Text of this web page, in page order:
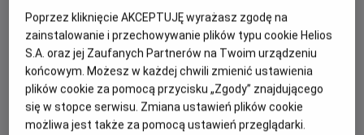
uznawaną za fundament zachodniej literatury.
Film opowie o niezwykłej podróży Odyseusza, króla
Itaki, który po zakończeniu wojny trojańskiej podejmuje
pełną niebezpieczeństw drogę do domu. Na jego szlaku
staną mityczne istoty, bogowie i liczne wyzwania, które
wystawią na próbę jego odwagę, spryt oraz
Poprzez kliknięcie AKCEPTUJĘ wyrażasz zgodę na
zainstalowanie i przechowywanie plików typu cookie Helios
S.A. oraz jej Zaufanych Partnerów na Twoim urządzeniu
końcowym. Możesz w każdej chwili zmienić ustawienia
plików cookie za pomocą przycisku „Zgody” znajdującego
się w stopce serwisu. Zmiana ustawień plików cookie
możliwa jest także za pomocą ustawień przeglądarki.